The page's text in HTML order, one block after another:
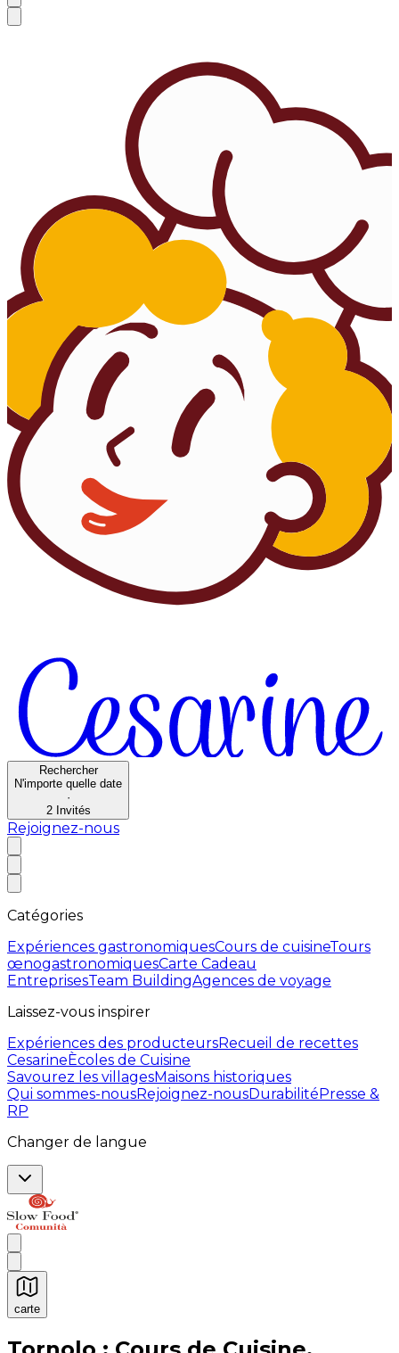
Rechercher
N'importe quelle date
·
2 Invités
Rejoignez-nous
Catégories
Expériences gastronomiquesCours de cuisineTours
œnogastronomiquesCarte Cadeau
EntreprisesTeam BuildingAgences de voyage
Laissez-vous inspirer
Expériences des producteursRecueil de recettes
CesarineÈcoles de Cuisine
Savourez les villagesMaisons historiques
Qui sommes-nousRejoignez-nousDurabilitéPresse &
RP
Changer de langue
carte
Expériences culinaires inoubliables : Expériences